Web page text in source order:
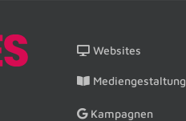
Websites
Mediengestaltung
Kampagnen